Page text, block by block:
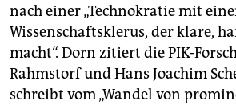
nach einer „Technokratie mit
Wissenschaftsklerus, der klare,
macht“. Dorn zitiert die PIK-
Rahmstorf und Hans Joachim
schreibt vom „Wandel von